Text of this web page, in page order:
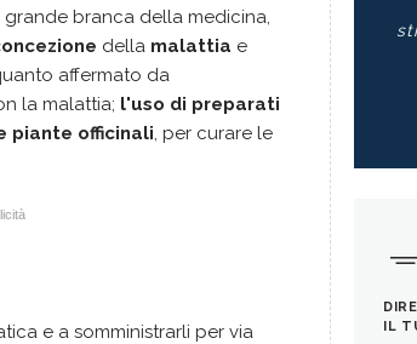
grande branca della medicina,
della malattia e
affermato da
la malattia; l'uso di preparati
piante officinali, per curare le
e a somministrarli per via
IL